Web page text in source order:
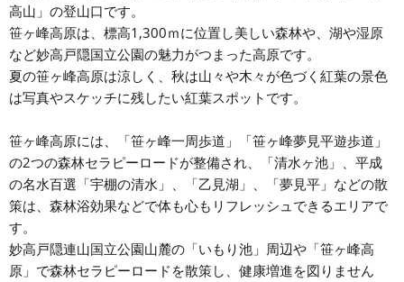
高山」の登山口です。
笹ヶ峰高原は、標高1,300ｍに位置し美しい森林や、湖や湿原
など妙高戸隠国立公園の魅力がつまった高原です。
夏の笹ヶ峰高原は涼しく、秋は山々や木々が色づく紅葉の景色
は写真やスケッチに残したい紅葉スポットです。
笹ヶ峰高原には、「笹ヶ峰一周歩道」「笹ヶ峰夢見平遊歩道」
の2つの森林セラピーロードが整備され、「清水ヶ池」、平成
の名水百選「宇棚の清水」、「乙見湖」、「夢見平」などの散
策は、森林浴効果などで体も心もリフレッシュできるエリアで
す。
妙高戸隠連山国立公園山麓の「いもり池」周辺や「笹ヶ峰高
原」で森林セラピーロードを散策し、健康増進を図りません